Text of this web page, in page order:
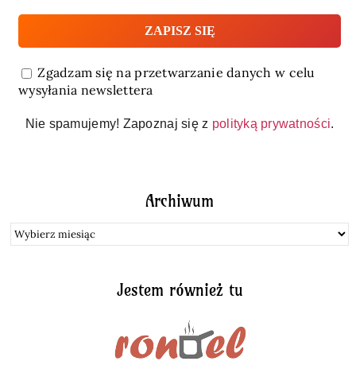
Zgadzam się na przetwarzanie danych w celu
wysyłania newslettera
Nie spamujemy! Zapoznaj się z polityką prywatności.
Archiwum
Archiwum
Jestem również tu